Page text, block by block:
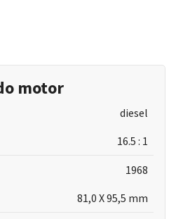
motor
diesel
16.5 : 1
1968
81,0 X 95,5 mm